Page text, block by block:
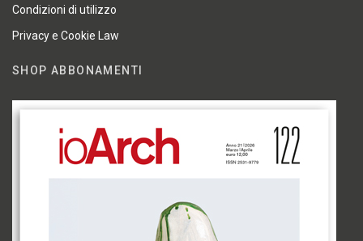
Condizioni di utilizzo
Privacy e Cookie Law
SHOP ABBONAMENTI